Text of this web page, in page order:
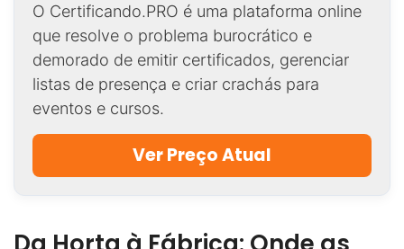
O Certificando.PRO é uma plataforma online
que resolve o problema burocrático e
demorado de emitir certificados, gerenciar
listas de presença e criar crachás para
eventos e cursos.
Ver Preço Atual